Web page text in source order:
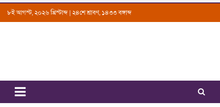
Skip৮ই আগস্ট, ২০২৬ খ্রিস্টাব্দ | ২৪শে শ্রাবণ, ১৪৩৩ বঙ্গাব্দ
Uttarkantho
News Portal